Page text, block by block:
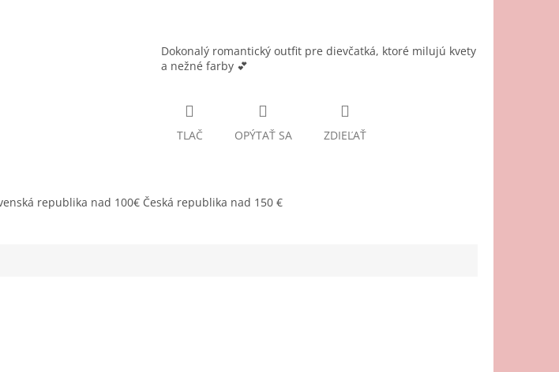
Dokonalý romantický outfit pre dievčatká, ktoré milujú kvety
a nežné farby 💕
TLAČ OPÝTAŤ SA ZDIEĽAŤ
republika nad 100€ Česká republika nad 150 €